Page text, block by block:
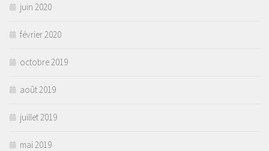
juin 2020
février 2020
octobre 2019
août 2019
juillet 2019
mai 2019